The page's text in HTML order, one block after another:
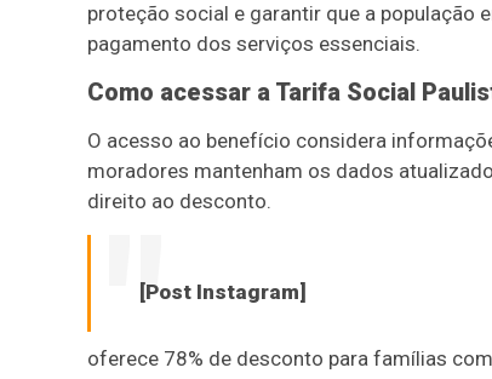
proteção social e garantir que a população
pagamento dos serviços essenciais.
Como acessar a Tarifa Social
O acesso ao benefício considera
moradores mantenham os dados
direito ao desconto.
[Post Instagram]
oferece 78% de desconto para famílias